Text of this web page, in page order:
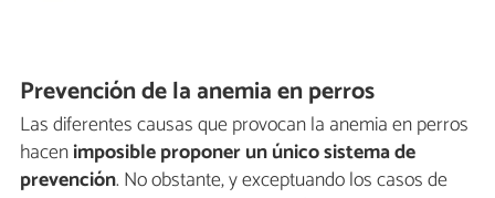
Prevención de la anemia en perros
Las diferentes causas que provocan la anemia en perros
hacenimposible proponer un único sistema de
prevención. No obstante, y exceptuando los casos de